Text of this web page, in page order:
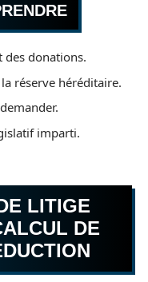
des donations.
réserve héréditaire.
imparti.
LITIGE
DE